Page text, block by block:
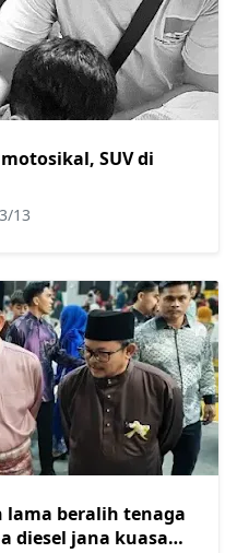
SUV di
13
lama beralih tenaga
diesel jana kuasa